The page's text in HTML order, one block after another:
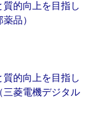
質的向上を目指し
品）
質的向上を目指し
三菱電機デジタル